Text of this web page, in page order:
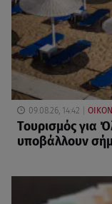
09.08.26, 14:42
Τουρισμός για
υποβάλλουν